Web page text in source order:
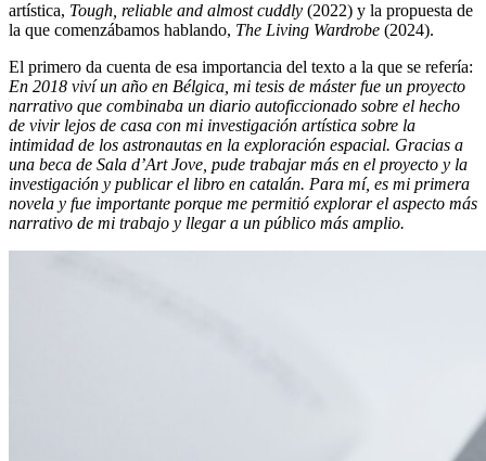
artística, Tough, reliable and almost cuddly (2022) y la propuesta de
la que comenzábamos hablando, The Living Wardrobe (2024).
El primero da cuenta de esa importancia del texto a la que se refería:
En 2018 viví un año en Bélgica, mi tesis de máster fue un proyecto
narrativo que combinaba un diario autoficcionado sobre el hecho
de vivir lejos de casa con mi investigación artística sobre la
intimidad de los astronautas en la exploración espacial. Gracias a
una beca de Sala d’Art Jove, pude trabajar más en el proyecto y la
investigación y publicar el libro en catalán. Para mí, es mi primera
novela y fue importante porque me permitió explorar el aspecto más
narrativo de mi trabajo y llegar a un público más amplio.